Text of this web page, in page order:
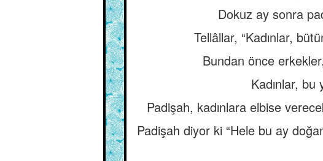
Dokuz ay sonra
Tellâllar, “Kadınlar,
Bundan önce
Kadınlar,
Padişah, kadınlara elbise
Padişah diyor ki “Hele bu ay